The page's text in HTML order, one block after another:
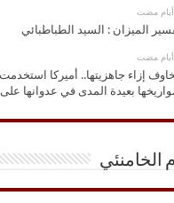
الميزان : السيد الطباطبائي
إزاء جاهزيتها.. أميركا
بعيدة المدى في عدوانها على
الخامنئي